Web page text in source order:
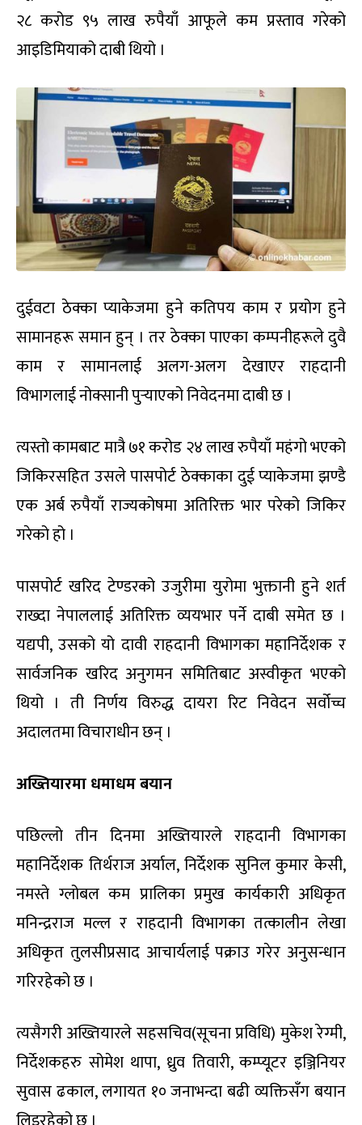
२८ करोड ९५ लाख रुपैयाँ आफूले कम प्रस्ताव गरेको
आइडिमियाको दाबी थियो ।
दुईवटा ठेक्का प्याकेजमा हुने कतिपय काम र प्रयोग हुने
सामानहरू समान हुन् । तर ठेक्का पाएका कम्पनीहरूले दुवै
काम र सामानलाई अलग-अलग देखाएर राहदानी
विभागलाई नोक्सानी पुर्‍याएको निवेदनमा दाबी छ ।
त्यस्तो कामबाट मात्रै ७१ करोड २४ लाख रुपैयाँ महंगो भएको
जिकिरसहित उसले पासपोर्ट ठेक्काका दुई प्याकेजमा झण्डै
एक अर्ब रुपैयाँ राज्यकोषमा अतिरिक्त भार परेको जिकिर
गरेको हो ।
पासपोर्ट खरिद टेण्डरको उजुरीमा युरोमा भुक्तानी हुने शर्त
राख्दा नेपाललाई अतिरिक्त व्ययभार पर्ने दाबी समेत छ ।
यद्यपी, उसको यो दावी राहदानी विभागका महानिर्देशक र
सार्वजनिक खरिद अनुगमन समितिबाट अस्वीकृत भएको
थियो । ती निर्णय विरुद्ध दायरा रिट निवेदन सर्वोच्च
अदालतमा विचाराधीन छन् ।
अख्तियारमा धमाधम बयान
पछिल्लो तीन दिनमा अख्तियारले राहदानी विभागका
महानिर्देशक तिर्थराज अर्याल, निर्देशक सुनिल कुमार केसी,
नमस्ते ग्लोबल कम प्रालिका प्रमुख कार्यकारी अधिकृत
मनिन्द्रराज मल्ल र राहदानी विभागका तत्कालीन लेखा
अधिकृत तुलसीप्रसाद आचार्यलाई पक्राउ गरेर अनुसन्धान
गरिरहेको छ ।
त्यसैगरी अख्तियारले सहसचिव(सूचना प्रविधि) मुकेश रेग्मी,
निर्देशकहरु सोमेश थापा, ध्रुव तिवारी, कम्प्यूटर इञ्जिनियर
सुवास ढकाल, लगायत १० जनाभन्दा बढी व्यक्तिसँग बयान